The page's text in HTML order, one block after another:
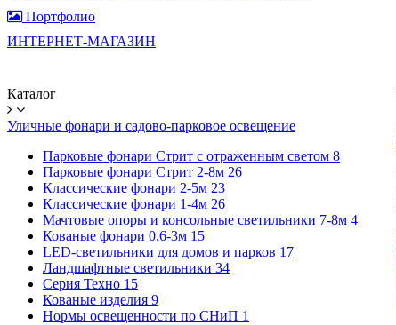
Портфолио
ИНТЕРНЕТ-МАГАЗИН
Каталог
Уличные фонари и садово-парковое освещение
Парковые фонари Стрит с отраженным светом 8
Парковые фонари Стрит 2-8м 26
Классические фонари 2-5м 23
Классические фонари 1-4м 26
Мачтовые опоры и консольные светильники 7-8м 4
Кованые фонари 0,6-3м 15
LED-светильники для домов и парков 17
Ландшафтные светильники 34
Серия Техно 15
Кованые изделия 9
Нормы освещенности по СНиП 1